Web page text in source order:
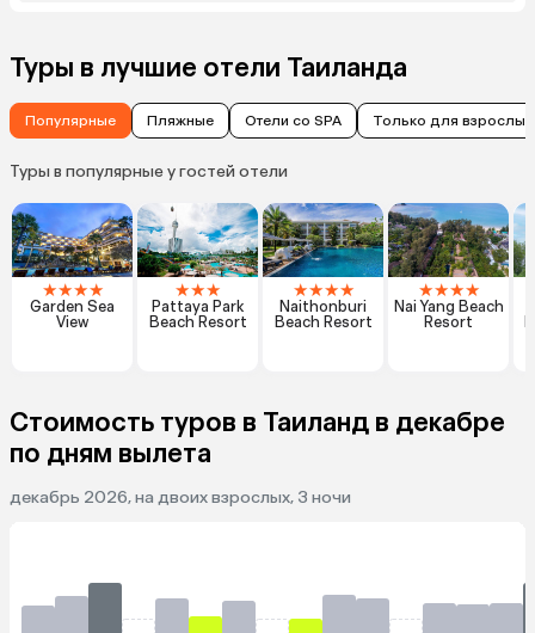
Туры в лучшие отели Таиланда
Популярные Пляжные Отели со SPA Только для взрослых
Туры в популярные у гостей отели
★★★★
Garden Sea
View
★★★
Pattaya Park
Beach Resort
★★★★
Naithonburi
Beach Resort
★★★★
Nai Yang Beach
Resort
Стоимость туров в Таиланд в декабре
по дням вылета
декабрь 2026, на двоих взрослых, 3 ночи